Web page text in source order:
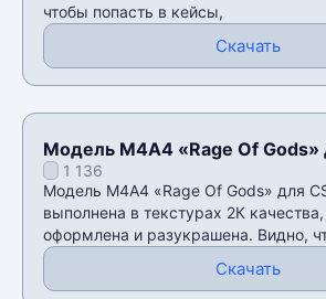
чтобы попасть в кейсы,
Скачать
Модель М4А4 «Rage Of Gods»
1 136
Модель М4А4 «Rage Of Gods» для
выполнена в текстурах 2К
оформлена и разукрашена. Видно,
Скачать